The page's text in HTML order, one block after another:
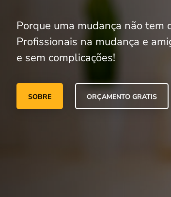
Porque uma mudança não tem
Profissionais na mudança e
e sem complicações!
SOBRE ORÇAMENTO GRATIS